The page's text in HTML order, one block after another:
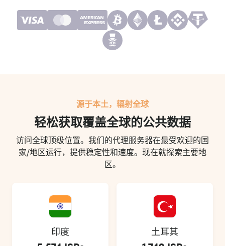
源于本土，辐射全球
轻松获取覆盖全球的公共数据
访问全球顶级位置。我们的代理服务器在最受欢迎的国
家/地区运行，提供稳定性和速度。现在就探索主要地
区。
印度 土耳其